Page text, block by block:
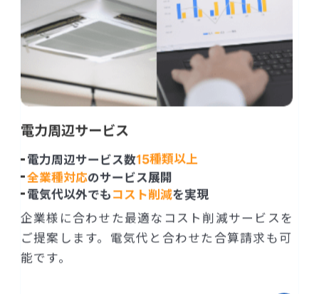
電力周辺サービス
電力周辺サービス数15種類以上
全業種対応のサービス展開
電気代以外でもコスト削減を実現
企業様に合わせた最適なコスト削減サービスを
ご提案します。電気代と合わせた合算請求も可
能です。